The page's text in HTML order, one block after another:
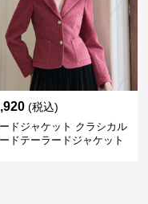
(税込)
ドジャケット クラシカル
ドテーラードジャケット